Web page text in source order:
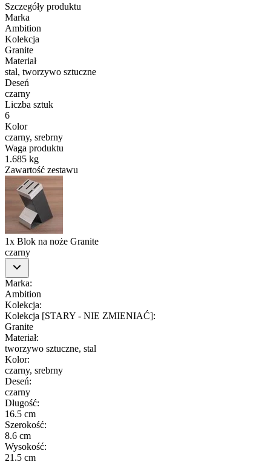
Szczegóły produktu
Marka
Ambition
Kolekcja
Granite
Materiał
stal, tworzywo sztuczne
Deseń
czarny
Liczba sztuk
6
Kolor
czarny, srebrny
Waga produktu
1.685 kg
Zawartość zestawu
1x Blok na noże Granite
czarny
Marka:
Ambition
Kolekcja:
Kolekcja [STARY - NIE ZMIENIAĆ]:
Granite
Materiał:
tworzywo sztuczne, stal
Kolor:
czarny, srebrny
Deseń:
czarny
Długość:
16.5 cm
Szerokość:
8.6 cm
Wysokość:
21.5 cm